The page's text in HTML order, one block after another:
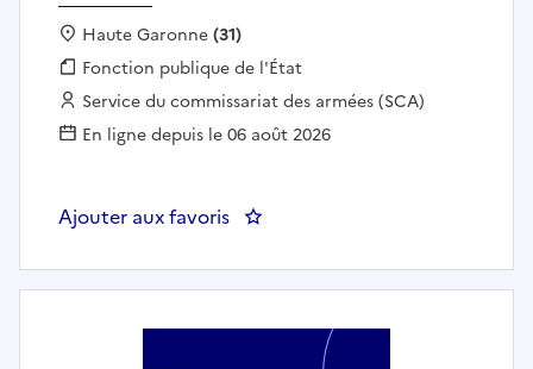
Localisation :
Haute Garonne(31)
Fonction publique :
Fonction publique de l'État
Employeur :
Service du commissariat des armées (SCA)
En ligne depuis le 06 août 2026
Ajouter aux favoris : CONTROLEUR PRESTATIONS